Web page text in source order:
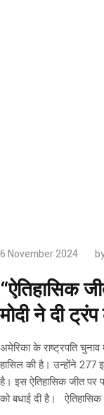
6 November 2024
“ऐतिहासिक
मोदी ने दी
अमेरिका के राष्ट्रपति चुनाव
हासिल की है। उन्होंने 277
है। इस ऐतिहासिक जीत पर
को बधाई दी है। ऐतिहासिक